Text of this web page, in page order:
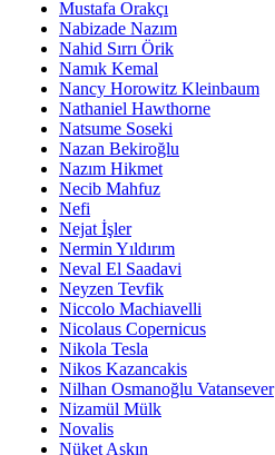
Mustafa Orakçı
Nabizade Nazım
Nahid Sırrı Örik
Namık Kemal
Nancy Horowitz Kleinbaum
Nathaniel Hawthorne
Natsume Soseki
Nazan Bekiroğlu
Nazım Hikmet
Necib Mahfuz
Nefi
Nejat İşler
Nermin Yıldırım
Neval El Saadavi
Neyzen Tevfik
Niccolo Machiavelli
Nicolaus Copernicus
Nikola Tesla
Nikos Kazancakis
Nilhan Osmanoğlu Vatansever
Nizamül Mülk
Novalis
Nüket Aşkın